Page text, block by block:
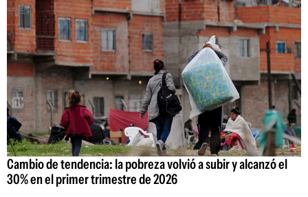
Cambio de tendencia: la pobreza volvió a subir y alcanzó el
30% en el primer trimestre de 2026